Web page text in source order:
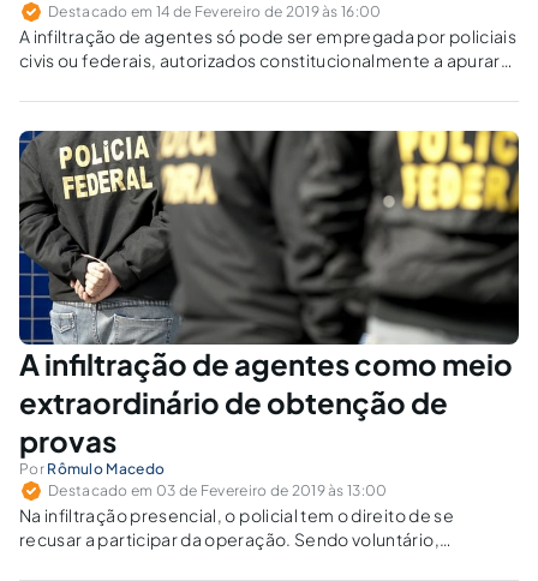
Destacado em 14 de Fevereiro de 2019 às 16:00
A infiltração de agentes só pode ser empregada por policiais
civis ou federais, autorizados constitucionalmente a apurar
rodoviários federais, guardas municipais, agentes de
inteligência, do Ministério Público, parlamentares membros
de CPI ou servidores da receita.
A infiltração de agentes como meio
extraordinário de obtenção de
provas
Por Rômulo Macedo
Destacado em 03 de Fevereiro de 2019 às 13:00
Na infiltração presencial, o policial tem o direito de se
recusar a participar da operação. Sendo voluntário,